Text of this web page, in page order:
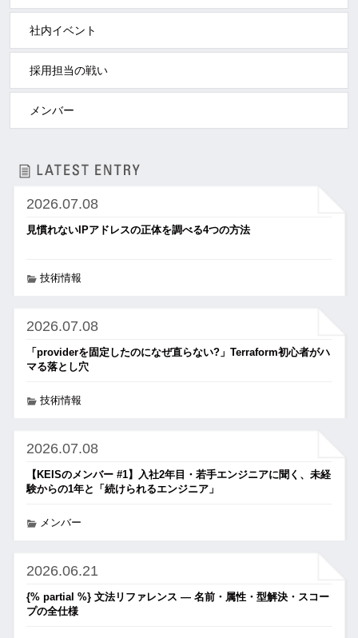
社内イベント
採用担当の戦い
メンバー
2026.07.08
見慣れないIPアドレスの正体を調べる4つの方法
技術情報
2026.07.08
「providerを固定したのになぜ直らない?」Terraform初心者がハ
マる落とし穴
技術情報
2026.07.08
【KEISのメンバー #1】入社2年目・若手エンジニアに聞く、未経
験からの1年と「続けられるエンジニア」
メンバー
2026.06.21
{% partial %} 文法リファレンス ― 名前・属性・型解決・スコー
プの全仕様